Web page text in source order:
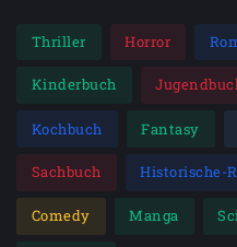
Thriller Horror
Kinderbuch
Kochbuch Fantasy
Sachbuch Historische-
Comedy Manga